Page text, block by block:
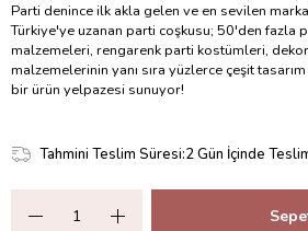
Parti denince ilk akla gelen ve en sevilen
Türkiye'ye uzanan parti coşkusu; 50'den fazla
malzemeleri, rengarenk parti kostümleri,
malzemelerinin yanı sıra yüzlerce çeşit
bir ürün yelpazesi sunuyor!
Tahmini Teslim Süresi:2 Gün İçinde